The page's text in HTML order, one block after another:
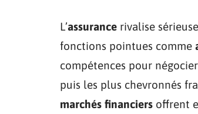
L’assurance rivalise
fonctions pointues comme
compétences pour
puis les plus chevronnés
marchés financiers offrent